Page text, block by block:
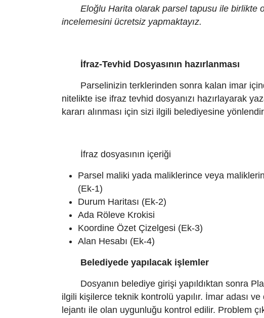
Eloğlu Harita olarak parsel tapusu ile birlikte
incelemesini ücretsiz yapmaktayız.
İfraz-Tevhid Dosyasının hazırlanması
Parselinizin terklerinden sonra kalan imar
nitelikte ise ifraz tevhid dosyanızı hazırlayarak
kararı alınması için sizi ilgili belediyesine
İfraz dosyasının içeriği
Parsel maliki yada maliklerince veya
(Ek-1)
Durum Haritası (Ek-2)
Ada Röleve Krokisi
Koordine Özet Çizelgesi (Ek-3)
Alan Hesabı (Ek-4)
Belediyede yapılacak işlemler
Dosyanın belediye girişi yapıldıktan sonra
ilgili kişilerce teknik kontrolü yapılır. İmar adası
lejantı ile olan uygunluğu kontrol edilir. Problem